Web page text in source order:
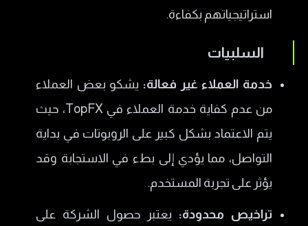
استراتيجياتهم بكفاءة.
السلبيات
خدمة العملاء غير فعالة: يشكو بعض العملاء
من عدم كفاية خدمة العملاء في TopFX، حيث
يتم الاعتماد بشكل كبير على الروبوتات في بداية
التواصل، مما يؤدي إلى بطء في الاستجابة وقد
يؤثر على تجربة المستخدم.
تراخيص محدودة: يعتبر حصول الشركة على